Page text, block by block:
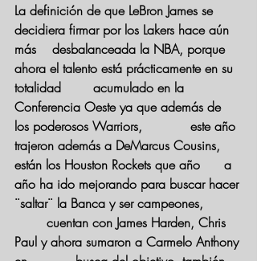
La definición de que LeBron James se
decidiera firmar por los Lakers hace aún
más    desbalanceada la NBA, porque
ahora el talento está prácticamente en su
totalidad        acumulado en la
Conferencia Oeste ya que además de
los poderosos Warriors,            este año
trajeron además a DeMarcus Cousins,
están los Houston Rockets que año      a
año ha ido mejorando para buscar hacer
¨saltar¨ la Banca y ser campeones,
cuentan con James Harden, Chris
Paul y ahora sumaron a Carmelo Anthony